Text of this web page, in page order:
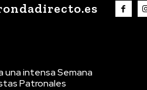
una intensa Semana
Patronales